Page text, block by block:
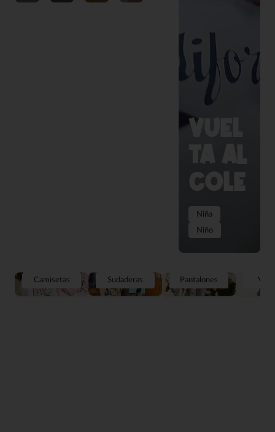
VUEL
COLE
Niña
Niño
Camisetas Sudaderas Pantalones